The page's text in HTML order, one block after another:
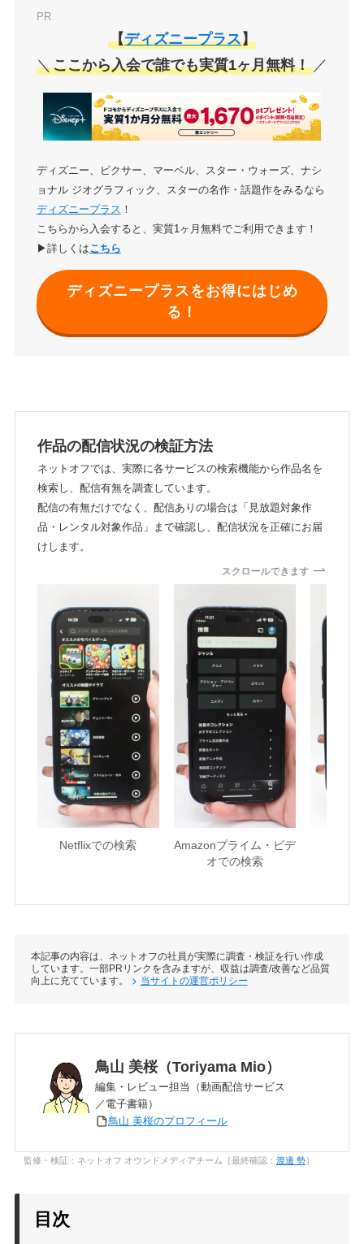
PR
【ディズニープラス】
＼ここから入会で誰でも実質1ヶ月無料！ ／
ディズニー、ピクサー、マーベル、スター・ウォーズ、ナシ
ョナル ジオグラフィック、スターの名作・話題作をみるなら
ディズニープラス ！
こちらから入会すると、実質1ヶ月無料でご利用できます！
▶詳しくはこちら
ディズニープラスをお得にはじめ
る！
作品の配信状況の検証方法
ネットオフでは、実際に各サービスの検索機能から作品名を
検索し、配信有無を調査しています。
配信の有無だけでなく、配信ありの場合は「見放題対象作
品・レンタル対象作品」まで確認し、配信状況を正確にお届
けします。
スクロールできます
Netflixでの検索
Amazonプライム・ビデ
オでの検索
本記事の内容は、ネットオフの社員が実際に調査・検証を行い作成
しています。一部PRリンクを含みますが、収益は調査/改善など品質
向上に充てています。
当サイトの運営ポリシー
鳥山 美桜（Toriyama Mio）
編集・レビュー担当（動画配信サービス
／電子書籍）
鳥山 美桜のプロフィール
監修・検証：ネットオフ オウンドメディアチーム［最終確認： 渡邊 勢］
目次